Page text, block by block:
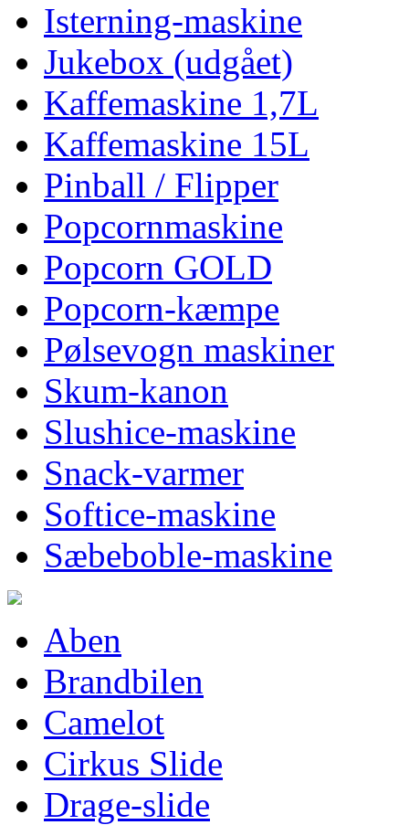
Isterning-maskine
Jukebox (udgået)
Kaffemaskine 1,7L
Kaffemaskine 15L
Pinball / Flipper
Popcornmaskine
Popcorn GOLD
Popcorn-kæmpe
Pølsevogn maskiner
Skum-kanon
Slushice-maskine
Snack-varmer
Softice-maskine
Sæbeboble-maskine
Aben
Brandbilen
Camelot
Cirkus Slide
Drage-slide